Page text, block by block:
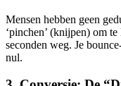
Mensen hebben geen
‘pinchen’ (knijpen) om
seconden weg. Je
nul.